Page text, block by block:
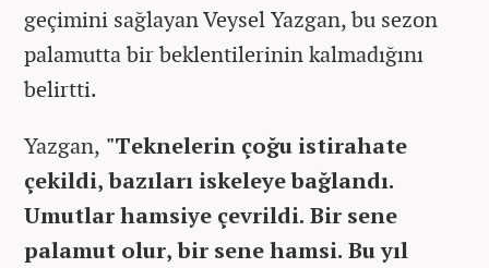
geçimini sağlayan Veysel Yazgan, bu sezon
palamutta bir beklentilerinin kalmadığını
belirtti.
Yazgan, "Teknelerin çoğu istirahate
çekildi, bazıları iskeleye bağlandı.
Umutlar hamsiye çevrildi. Bir sene
palamut olur, bir sene hamsi. Bu yıl